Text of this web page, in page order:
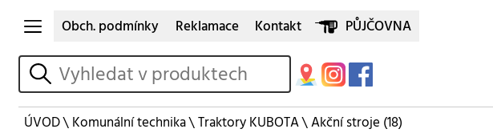
Obch. podmínky Reklamace Kontakt PŮJČOVNA
vyhledat
ÚVOD\Komunální technika\Traktory KUBOTA\Akční stroje (18)